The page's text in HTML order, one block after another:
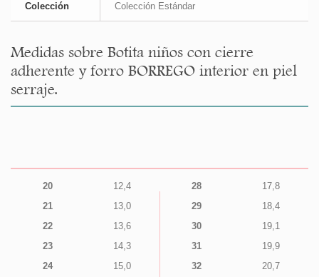
Colección Colección Estándar
Medidas sobre Botita niños con cierre
adherente y forro BORREGO interior en piel
serraje.
20
12,4
21
13,0
22
13,6
23
14,3
24
15,0
28
17,8
29
18,4
30
19,1
31
19,9
32
20,7